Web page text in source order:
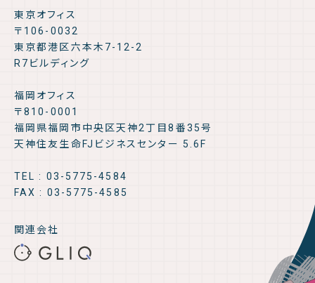
東京オフィス
〒106-0032
東京都港区六本木7-12-2
R7ビルディング
福岡オフィス
〒810-0001
福岡県福岡市中央区天神2丁目8番35号
天神住友生命FJビジネスセンター 5.6F
TEL : 03-5775-4584
FAX : 03-5775-4585
関連会社